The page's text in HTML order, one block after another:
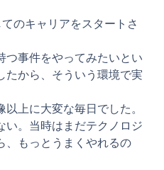
のキャリアをスタートさ
つ事件をやってみたいとい
たから、そういう環境で実
上に大変な毎日でした。
い。当時はまだテクノロジ
、もっとうまくやれるの